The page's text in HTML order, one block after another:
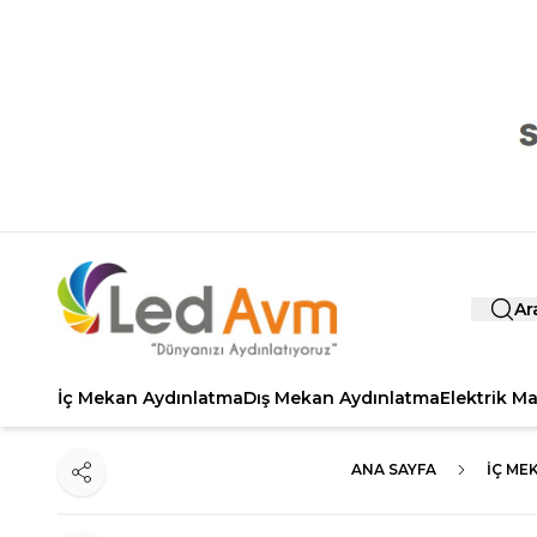
İç Mekan AydınlatmaDış Mekan AydınlatmaElektrik
ANA SAYFA İÇ
Paylaş